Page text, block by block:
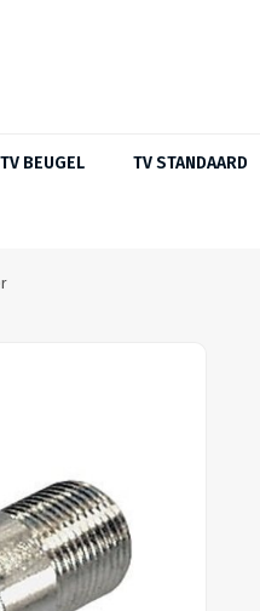
BEUGEL TV STANDAARD